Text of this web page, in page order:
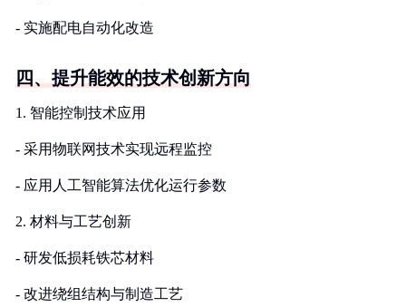
- 实施配电自动化改造
四、提升能效的技术创新方向
1. 智能控制技术应用
- 采用物联网技术实现远程监控
- 应用人工智能算法优化运行参数
2. 材料与工艺创新
- 研发低损耗铁芯材料
- 改进绕组结构与制造工艺